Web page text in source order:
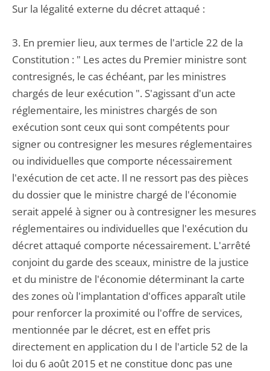
Sur la légalité externe du décret attaqué :
3. En premier lieu, aux termes de l'article 22 de la
Constitution : " Les actes du Premier ministre sont
contresignés, le cas échéant, par les ministres
chargés de leur exécution ". S'agissant d'un acte
réglementaire, les ministres chargés de son
exécution sont ceux qui sont compétents pour
signer ou contresigner les mesures réglementaires
ou individuelles que comporte nécessairement
l'exécution de cet acte. Il ne ressort pas des pièces
du dossier que le ministre chargé de l'économie
serait appelé à signer ou à contresigner les mesures
réglementaires ou individuelles que l'exécution du
décret attaqué comporte nécessairement. L'arrêté
conjoint du garde des sceaux, ministre de la justice
et du ministre de l'économie déterminant la carte
des zones où l'implantation d'offices apparaît utile
pour renforcer la proximité ou l'offre de services,
mentionnée par le décret, est en effet pris
directement en application du I de l'article 52 de la
loi du 6 août 2015 et ne constitue donc pas une